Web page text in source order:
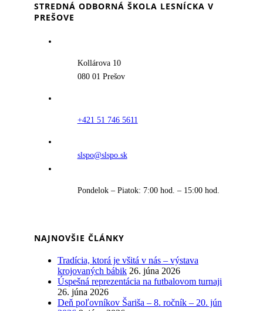
STREDNÁ ODBORNÁ ŠKOLA LESNÍCKA V
PREŠOVE
Kollárova 10
080 01 Prešov
+421 51 746 5611
slspo@slspo.sk
Pondelok – Piatok: 7:00 hod. – 15:00 hod.
NAJNOVŠIE ČLÁNKY
Tradícia, ktorá je všitá v nás – výstava
krojovaných bábik 26. júna 2026
Úspešná reprezentácia na futbalovom turnaji
26. júna 2026
Deň poľovníkov Šariša – 8. ročník – 20. jún